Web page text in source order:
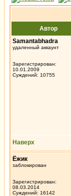
Автор
Samantabhadra
удаленный аккаунт
Зарегистрирован:
10.01.2009
Суждений: 10755
Наверх
Ёжик
заблокирован
Зарегистрирован:
08.03.2014
Суждений: 16142